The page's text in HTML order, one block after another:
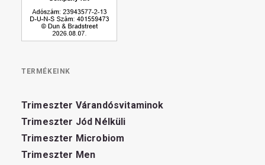
TERMÉKEINK
Trimeszter Várandósvitaminok
Trimeszter Jód Nélküli
Trimeszter Microbiom
Trimeszter Men